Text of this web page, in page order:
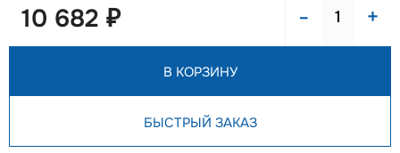
10 682 ₽ - +
В КОРЗИНУ
БЫСТРЫЙ ЗАКАЗ